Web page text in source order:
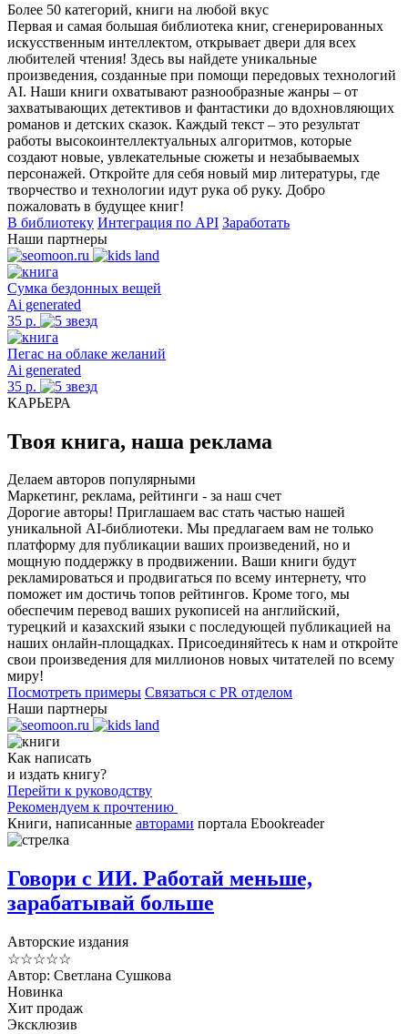
Более 50 категорий, книги на любой вкус
Первая и самая большая библиотека книг, сгенерированных
искусственным интеллектом, открывает двери для всех
любителей чтения! Здесь вы найдете уникальные
произведения, созданные при помощи передовых технологий
AI. Наши книги охватывают разнообразные жанры – от
захватывающих детективов и фантастики до вдохновляющих
романов и детских сказок. Каждый текст – это результат
работы высокоинтеллектуальных алгоритмов, которые
создают новые, увлекательные сюжеты и незабываемых
персонажей. Откройте для себя новый мир литературы, где
творчество и технологии идут рука об руку. Добро
пожаловать в будущее книг!
В библиотеку Интеграция по API Заработать
Наши партнеры
Сумка бездонных вещей
Ai generated
35 р.
Пегас на облаке желаний
Ai generated
35 р.
КАРЬЕРА
Твоя книга, наша реклама
Делаем авторов популярными
Маркетинг, реклама, рейтинги - за наш счет
Дорогие авторы! Приглашаем вас стать частью нашей
уникальной AI-библиотеки. Мы предлагаем вам не только
платформу для публикации ваших произведений, но и
мощную поддержку в продвижении. Ваши книги будут
рекламироваться и продвигаться по всему интернету, что
поможет им достичь топов рейтингов. Кроме того, мы
обеспечим перевод ваших рукописей на английский,
турецкий и казахский языки с последующей публикацией на
наших онлайн-площадках. Присоединяйтесь к нам и откройте
свои произведения для миллионов новых читателей по всему
миру!
Посмотреть примеры Связаться с PR отделом
Наши партнеры
Как написать
и издать книгу?
Перейти к руководству
Рекомендуем к прочтению
Книги, написанные авторами портала Ebookreader
Говори с ИИ. Работай меньше,
зарабатывай больше
Авторские издания
☆☆☆☆☆
Автор: Светлана Сушкова
Новинка
Хит продаж
Эксклюзив